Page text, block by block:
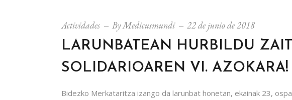
Actividades ByMedicusmundi 22 de junio de 2018
LARUNBATEAN HURBILDU
SOLIDARIOAREN VI. AZOKARA!
Bidezko Merkataritza izango da larunbat honetan, ekainak 23,